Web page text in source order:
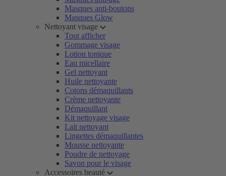
Masques anti-boutons
Masques Glow
Nettoyant visage
Tout afficher
Gommage visage
Lotion tonique
Eau micellaire
Gel nettoyant
Huile nettoyante
Cotons démaquillants
Crème nettoyante
Démaquillant
Kit nettoyage visage
Lait nettoyant
Lingettes démaquillantes
Mousse nettoyante
Poudre de nettoyage
Savon pour le visage
Accessoires beauté